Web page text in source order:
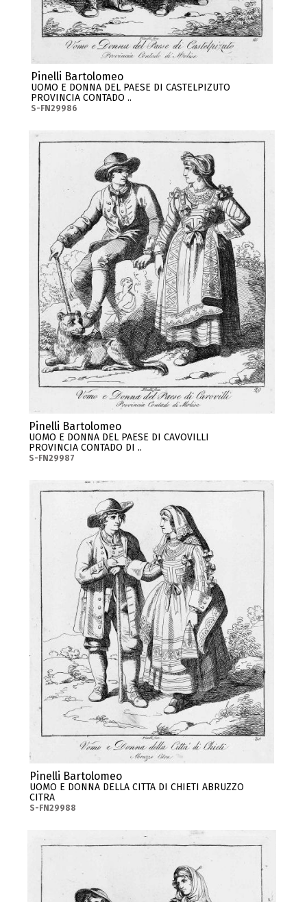
Pinelli Bartolomeo
UOMO E DONNA DEL PAESE DI CASTELPIZUTO
PROVINCIA CONTADO ..
S-FN29986
Pinelli Bartolomeo
UOMO E DONNA DEL PAESE DI CAVOVILLI
PROVINCIA CONTADO DI ..
S-FN29987
Pinelli Bartolomeo
UOMO E DONNA DELLA CITTA DI CHIETI ABRUZZO
CITRA
S-FN29988